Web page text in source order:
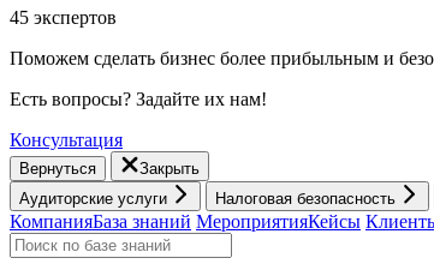
45 экспертов
Поможем сделать бизнес более прибыльным и
Есть вопросы? Задайте их нам!
Консультация
Вернуться
Закрыть
Аудиторские услуги
Налоговая безопасность
КомпанияБаза знаний МероприятияКейсы